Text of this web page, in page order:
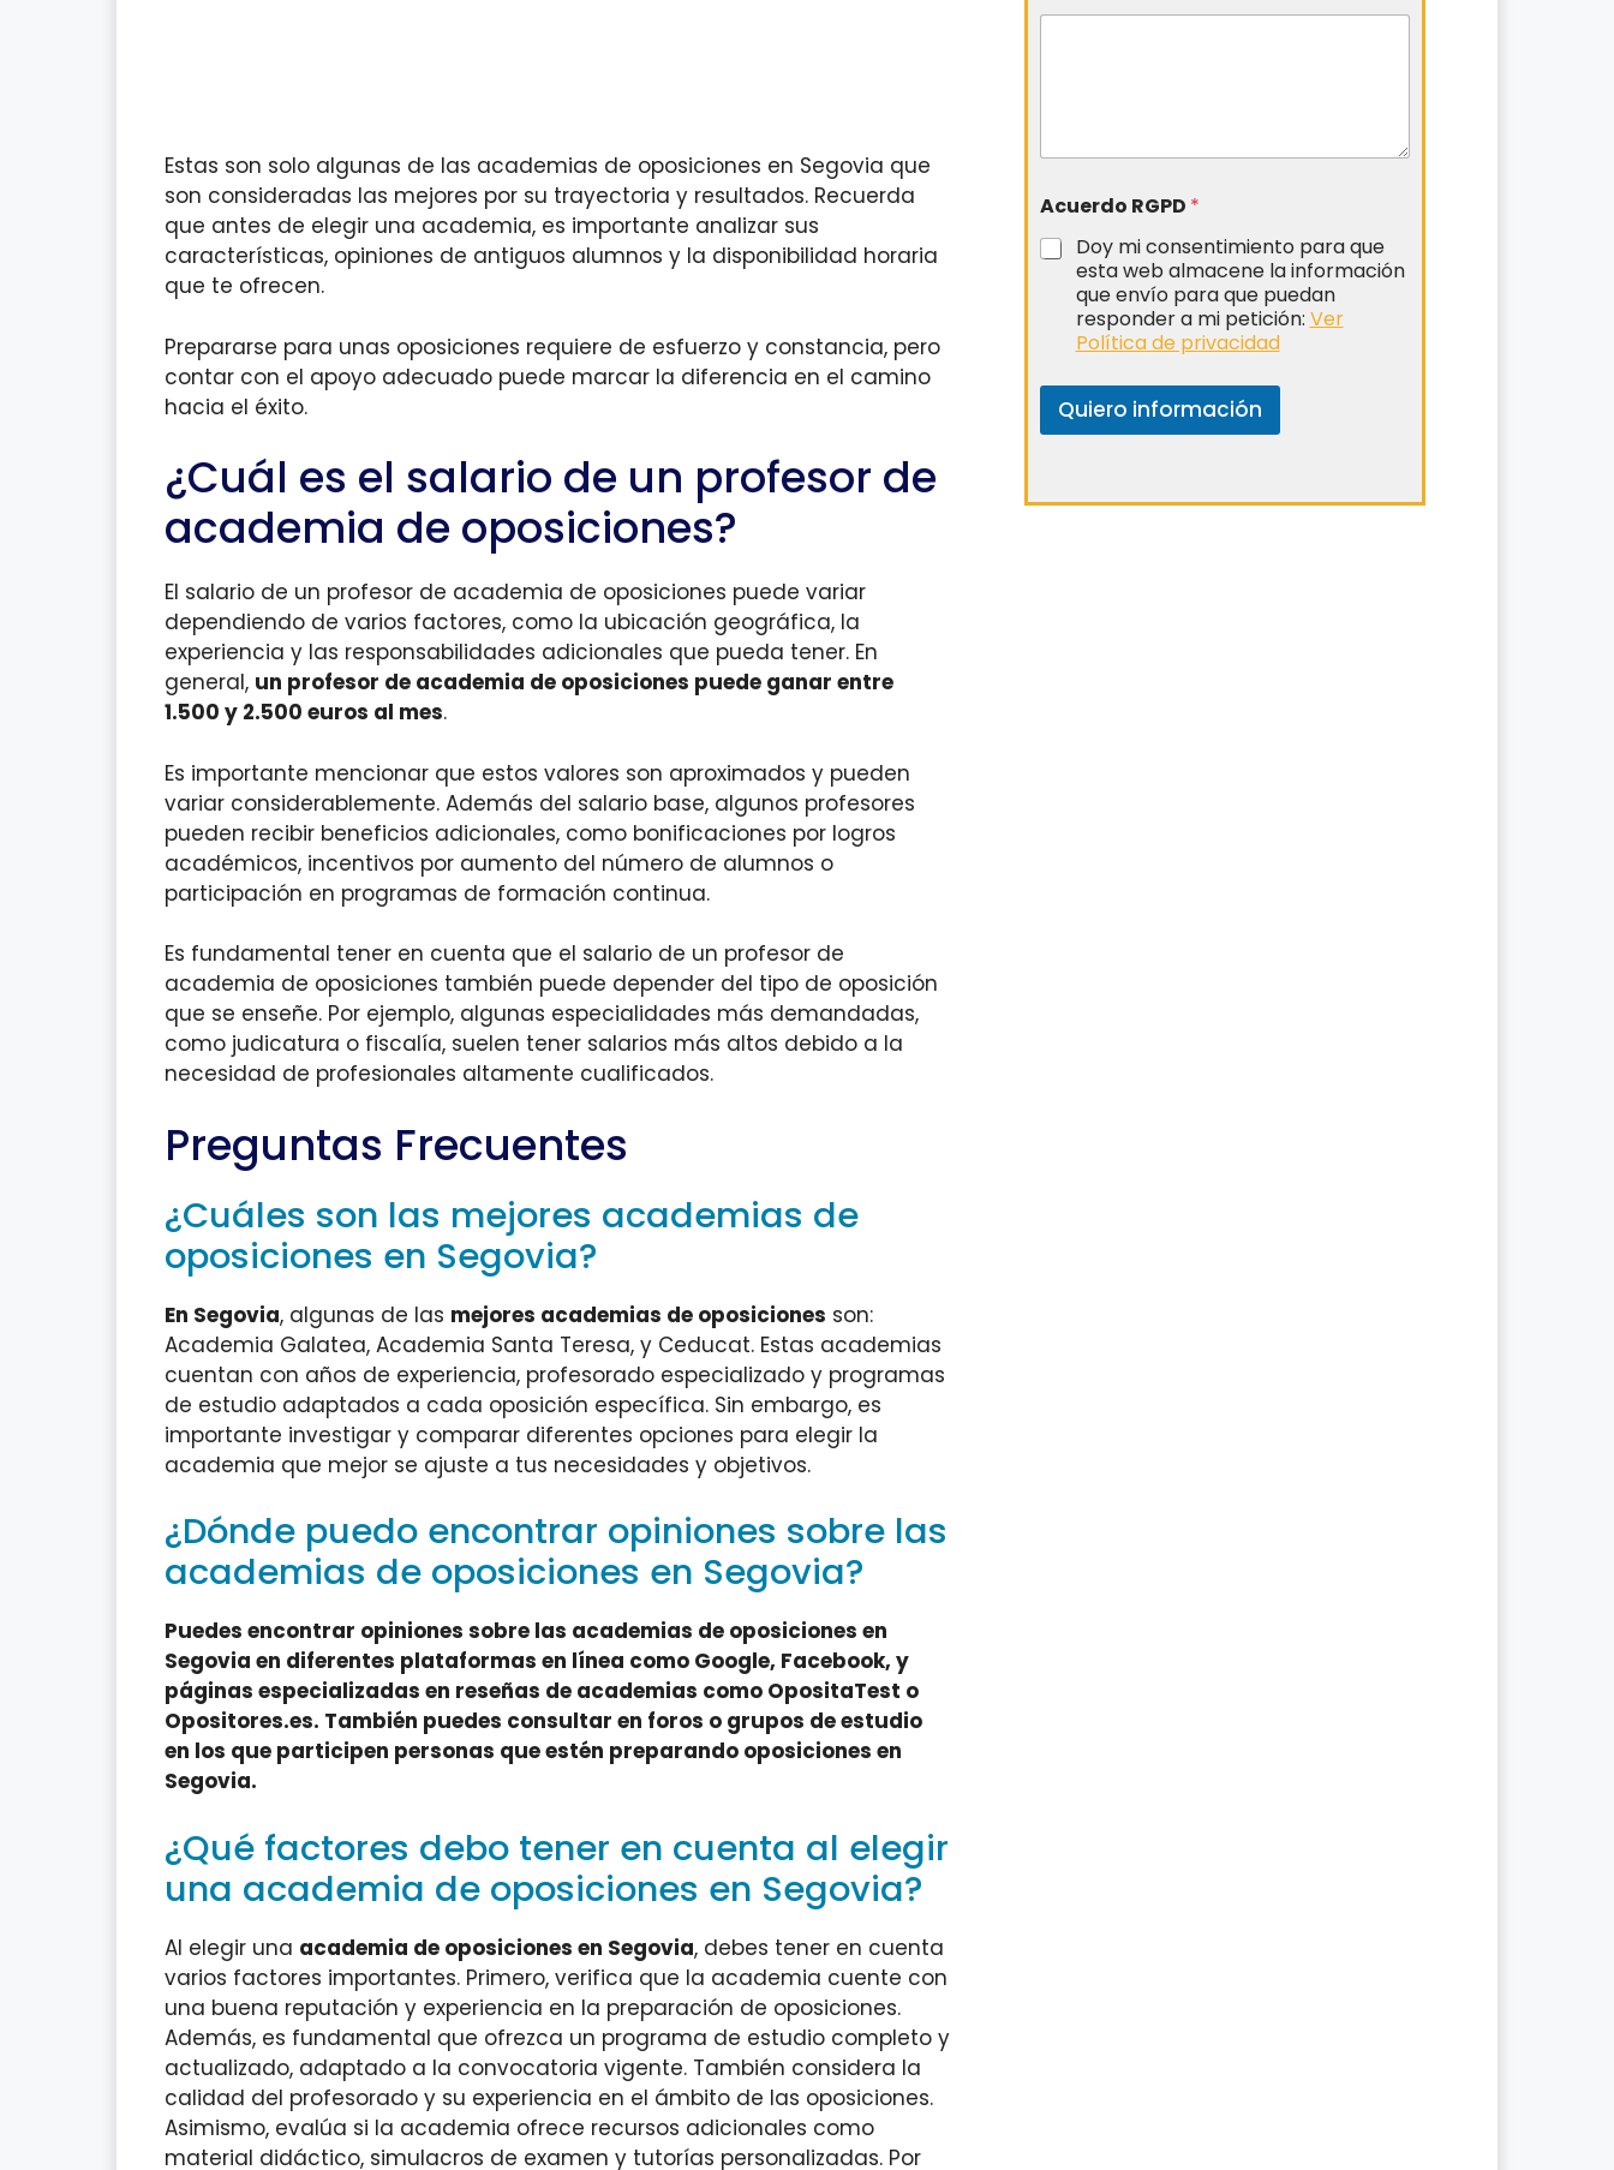
Estas son solo algunas de las academias de oposiciones en Segovia que
son consideradas las mejores por su trayectoria y resultados. Recuerda
que antes de elegir una academia, es importante analizar sus
características, opiniones de antiguos alumnos y la disponibilidad horaria
que te ofrecen.
Prepararse para unas oposiciones requiere de esfuerzo y constancia, pero
contar con el apoyo adecuado puede marcar la diferencia en el camino
hacia el éxito.
¿Cuál es el salario de un profesor de
academia de oposiciones?
El salario de un profesor de academia de oposiciones puede variar
dependiendo de varios factores, como la ubicación geográfica, la
experiencia y las responsabilidades adicionales que pueda tener. En
general, un profesor de academia de oposiciones puede ganar entre
1.500 y 2.500 euros al mes.
Es importante mencionar que estos valores son aproximados y pueden
variar considerablemente. Además del salario base, algunos profesores
pueden recibir beneficios adicionales, como bonificaciones por logros
académicos, incentivos por aumento del número de alumnos o
participación en programas de formación continua.
Es fundamental tener en cuenta que el salario de un profesor de
academia de oposiciones también puede depender del tipo de oposición
que se enseñe. Por ejemplo, algunas especialidades más demandadas,
como judicatura o fiscalía, suelen tener salarios más altos debido a la
necesidad de profesionales altamente cualificados.
Preguntas Frecuentes
¿Cuáles son las mejores academias de
oposiciones en Segovia?
En Segovia, algunas de las mejores academias de oposiciones son:
Academia Galatea, Academia Santa Teresa, y Ceducat. Estas academias
cuentan con años de experiencia, profesorado especializado y programas
de estudio adaptados a cada oposición específica. Sin embargo, es
importante investigar y comparar diferentes opciones para elegir la
academia que mejor se ajuste a tus necesidades y objetivos.
¿Dónde puedo encontrar opiniones sobre las
academias de oposiciones en Segovia?
Puedes encontrar opiniones sobre las academias de oposiciones en
Segovia en diferentes plataformas en línea como Google, Facebook, y
páginas especializadas en reseñas de academias como OpositaTest o
Opositores.es. También puedes consultar en foros o grupos de estudio
en los que participen personas que estén preparando oposiciones en
Segovia.
¿Qué factores debo tener en cuenta al elegir
una academia de oposiciones en Segovia?
Al elegir una academia de oposiciones en Segovia, debes tener en cuenta
varios factores importantes. Primero, verifica que la academia cuente con
una buena reputación y experiencia en la preparación de oposiciones.
Además, es fundamental que ofrezca un programa de estudio completo y
actualizado, adaptado a la convocatoria vigente. También considera la
calidad del profesorado y su experiencia en el ámbito de las oposiciones.
Asimismo, evalúa si la academia ofrece recursos adicionales como
material didáctico, simulacros de examen y tutorías personalizadas. Por
Acuerdo RGPD *
Doy mi consentimiento para que
esta web almacene la información
que envío para que puedan
responder a mi petición: Ver
Política de privacidad
Quiero información